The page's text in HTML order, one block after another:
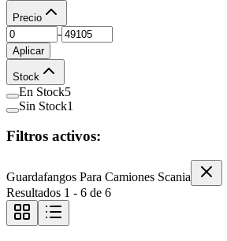
Precio
-
Aplicar
Stock
En Stock5
Sin Stock1
Filtros activos:
Guardafangos Para Camiones Scania
Resultados 1 - 6 de 6